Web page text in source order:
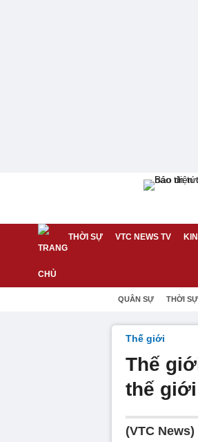
THỜI SỰ VTC NEWS TV
QUÂN SỰ THỜI
Thế giới
Thế
thế giới
(VTC